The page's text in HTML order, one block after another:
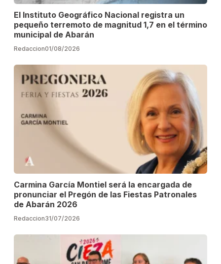
El Instituto Geográfico Nacional registra un
pequeño terremoto de magnitud 1,7 en el término
municipal de Abarán
Redaccion01/08/2026
Carmina García Montiel será la encargada de
pronunciar el Pregón de las Fiestas Patronales
de Abarán 2026
Redaccion31/07/2026